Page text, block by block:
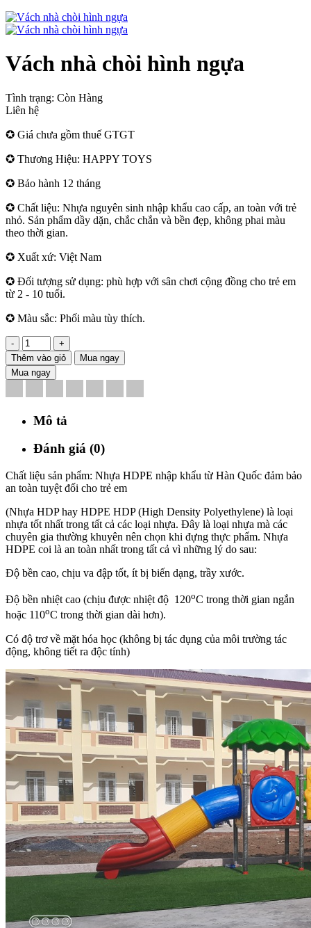
Vách nhà chòi hình ngựa
Tình trạng: Còn Hàng
Liên hệ
✪ Giá chưa gồm thuế GTGT
✪ Thương Hiệu: HAPPY TOYS
✪ Bảo hành 12 tháng
✪ Chất liệu: Nhựa nguyên sinh nhập khẩu cao cấp, an toàn với trẻ
nhỏ. Sản phẩm dầy dặn, chắc chắn và bền đẹp, không phai màu
theo thời gian.
✪ Xuất xứ: Việt Nam
✪ Đối tượng sử dụng: phù hợp với sân chơi cộng đồng cho trẻ em
từ 2 - 10 tuổi.
✪ Màu sắc: Phối màu tùy thích.
-
+
Thêm vào giỏ
Mua ngay
Mua ngay
Mô tả
Đánh giá (0)
Chất liệu sản phẩm: Nhựa HDPE nhập khẩu từ Hàn Quốc đảm bảo
an toàn tuyệt đối cho trẻ em
(Nhựa HDP hay HDPE HDP (High Density Polyethylene) là loại
nhựa tốt nhất trong tất cả các loại nhựa. Đây là loại nhựa mà các
chuyên gia thường khuyên nên chọn khi đựng thực phẩm. Nhựa
HDPE coi là an toàn nhất trong tất cả vì những lý do sau:
Độ bền cao, chịu va đập tốt, ít bị biến dạng, trầy xước.
Độ bền nhiệt cao (chịu được nhiệt độ 120oC trong thời gian ngắn
hoặc 110oC trong thời gian dài hơn).
Có độ trơ về mặt hóa học (không bị tác dụng của môi trường tác
động, không tiết ra độc tính)